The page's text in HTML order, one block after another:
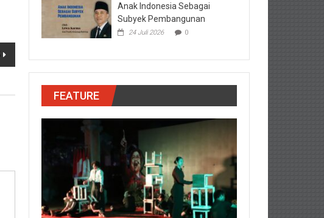
Anak Indonesia Sebagai
Subyek Pembangunan
24 Juli 2026 0
FEATURE